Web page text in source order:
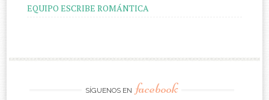
EQUIPO ESCRIBE ROMÁNTICA
SÍGUENOS EN facebook